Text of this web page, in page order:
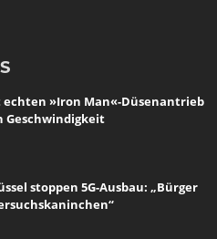
»Iron Man«-Düsenantrieb
Geschwindigkeit
stoppen 5G-Ausbau: „Bürger